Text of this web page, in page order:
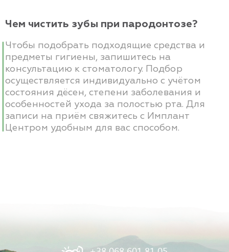
Чем чистить зубы при пародонтозе?
Чтобы подобрать подходящие средства и
предметы гигиены, запишитесь на
консультацию к стоматологу. Подбор
осуществляется индивидуально с учётом
состояния дёсен, степени заболевания и
особенностей ухода за полостью рта. Для
записи на приём свяжитесь с Имплант
Центром удобным для вас способом.